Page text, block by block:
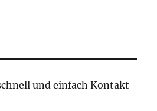
und einfach Kontakt